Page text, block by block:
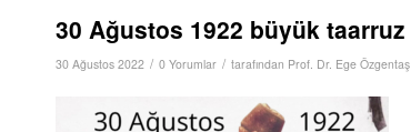
30 Ağustos 1922 büyük taarruz
30 Ağustos 2022 / 0 Yorumlar / tarafından Prof. Dr. Ege Özgentaş